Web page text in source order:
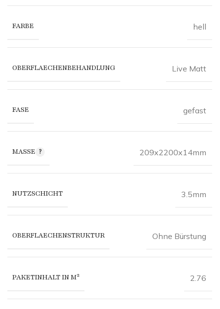
FARBE hell
OBERFLAECHENBEHANDLUNG Live Matt
FASE gefast
MASSE 209x2200x14mm
NUTZSCHICHT 3.5mm
OBERFLAECHENSTRUKTUR Ohne Bürstung
PAKETINHALT IN M² 2.76